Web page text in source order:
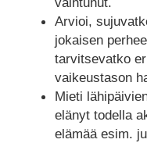
Arvioi,
jokaisen
tarvitsevatko
vaikeustason
Mieti
elänyt todella
elämää esim.